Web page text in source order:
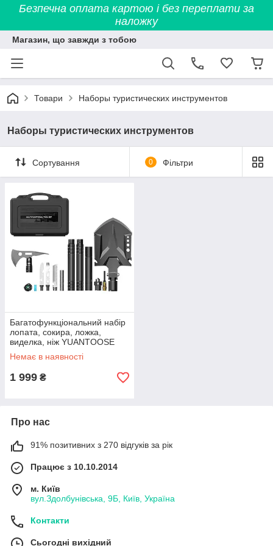
Безпечна оплата картою і без переплати за
наложку
Магазин, що завжди з тобою
Товари Наборы туристических инструментов
Наборы туристических инструментов
Сортування 0 Фільтри
Багатофункціональний набір
лопата, сокира, ложка,
виделка, ніж YUANTOOSE
TL1-F4
Немає в наявності
1 999 ₴
Про нас
91% позитивних з 270 відгуків за рік
Працює з 10.10.2014
м. Київ
вул.Здолбунівська, 9Б, Київ, Україна
Контакти
Сьогодні вихідний